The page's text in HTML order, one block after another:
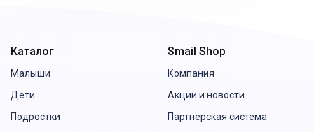
Каталог
Малыши
Дети
Подростки
Smail Shop
Компания
Акции и новости
Партнерская система